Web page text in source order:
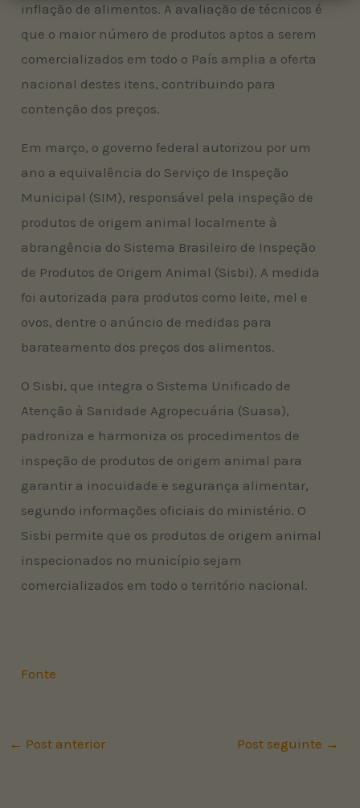
inflação de alimentos. A avaliação de técnicos é
que o maior número de produtos aptos a serem
comercializados em todo o País amplia a oferta
nacional destes itens, contribuindo para
contenção dos preços.
Em março, o governo federal autorizou por um
ano a equivalência do Serviço de Inspeção
Municipal (SIM), responsável pela inspeção de
produtos de origem animal localmente à
abrangência do Sistema Brasileiro de Inspeção
de Produtos de Origem Animal (Sisbi). A medida
foi autorizada para produtos como leite, mel e
ovos, dentre o anúncio de medidas para
barateamento dos preços dos alimentos.
O Sisbi, que integra o Sistema Unificado de
Atenção à Sanidade Agropecuária (Suasa),
padroniza e harmoniza os procedimentos de
inspeção de produtos de origem animal para
garantir a inocuidade e segurança alimentar,
segundo informações oficiais do ministério. O
Sisbi permite que os produtos de origem animal
inspecionados no município sejam
comercializados em todo o território nacional.
Fonte
← Post anterior Post seguinte →